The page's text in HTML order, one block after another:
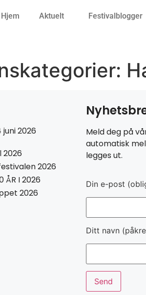
Hjem Aktuelt Festivalblogger
2026
2026
2026
ÅR I 2026
2026
Meld deg på
automatisk
legges ut.
Din e-post
Ditt navn